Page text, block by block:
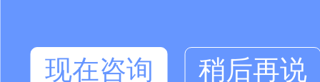
现在咨询 稍后再说